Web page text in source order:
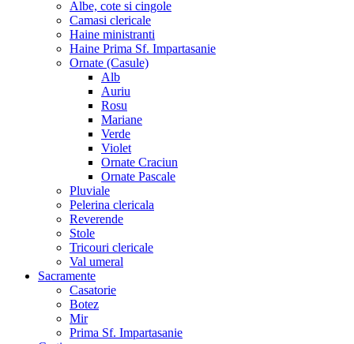
Albe, cote si cingole
Camasi clericale
Haine ministranti
Haine Prima Sf. Impartasanie
Ornate (Casule)
Alb
Auriu
Rosu
Mariane
Verde
Violet
Ornate Craciun
Ornate Pascale
Pluviale
Pelerina clericala
Reverende
Stole
Tricouri clericale
Val umeral
Sacramente
Casatorie
Botez
Mir
Prima Sf. Impartasanie